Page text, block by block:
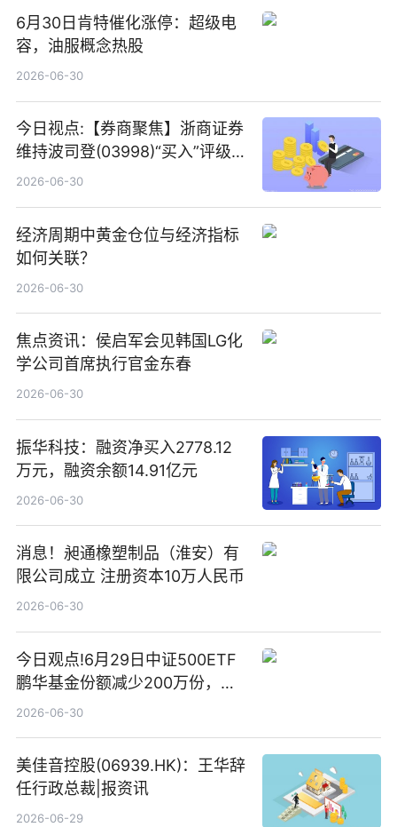
6月30日肯特催化涨停：超级电
容，油服概念热股
2026-06-30
今日视点:【券商聚焦】浙商证券
维持波司登(03998)“买入”评级
指其业绩高质量稳增长
2026-06-30
经济周期中黄金仓位与经济指标
如何关联？
2026-06-30
焦点资讯：侯启军会见韩国LG化
学公司首席执行官金东春
2026-06-30
振华科技：融资净买入2778.12
万元，融资余额14.91亿元
2026-06-30
消息！昶通橡塑制品（淮安）有
限公司成立 注册资本10万人民币
2026-06-30
今日观点!6月29日中证500ETF
鹏华基金份额减少200万份，重
仓股亨通光电、赤峰黄金、佰维
2026-06-30
美佳音控股(06939.HK)：王华辞
任行政总裁|报资讯
2026-06-29